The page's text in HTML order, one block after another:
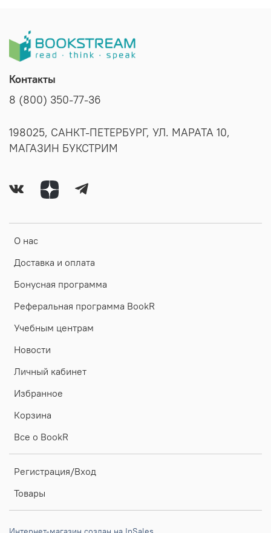
О нас
Доставка и оплата
Бонусная программа
Реферальная программа BookR
Учебным центрам
Новости
Личный кабинет
Избранное
Корзина
Все о BookR
Регистрация/Вход
Товары
Контакты
8 (800) 350-77-36
198025, САНКТ-ПЕТЕРБУРГ, УЛ. МАРАТА 10,
МАГАЗИН БУКСТРИМ